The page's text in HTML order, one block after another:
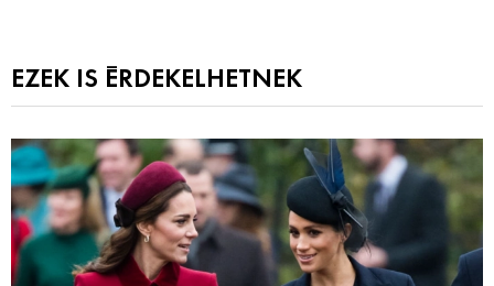
EZEK IS ÉRDEKELHETNEK